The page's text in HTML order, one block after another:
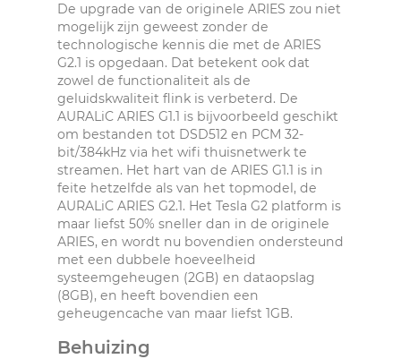
De upgrade van de originele ARIES zou niet
mogelijk zijn geweest zonder de
technologische kennis die met de ARIES
G2.1 is opgedaan. Dat betekent ook dat
zowel de functionaliteit als de
geluidskwaliteit flink is verbeterd. De
AURALiC ARIES G1.1 is bijvoorbeeld geschikt
om bestanden tot DSD512 en PCM 32-
bit/384kHz via het wifi thuisnetwerk te
streamen. Het hart van de ARIES G1.1 is in
feite hetzelfde als van het topmodel, de
AURALiC ARIES G2.1. Het Tesla G2 platform is
maar liefst 50% sneller dan in de originele
ARIES, en wordt nu bovendien ondersteund
met een dubbele hoeveelheid
systeemgeheugen (2GB) en dataopslag
(8GB), en heeft bovendien een
geheugencache van maar liefst 1GB.
Behuizing